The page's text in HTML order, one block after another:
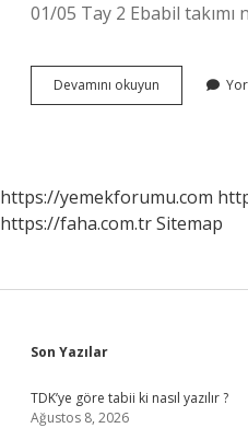
01/05 Tay 2 Ebabil takımı
Devamını okuyun
Ne
https://yemekforumu.com
https://faha.com.trSitemap
Sidebar
Son Yazılar
TDK’ye göre tabii ki nasıl yazılır ?
Ağustos 8, 2026